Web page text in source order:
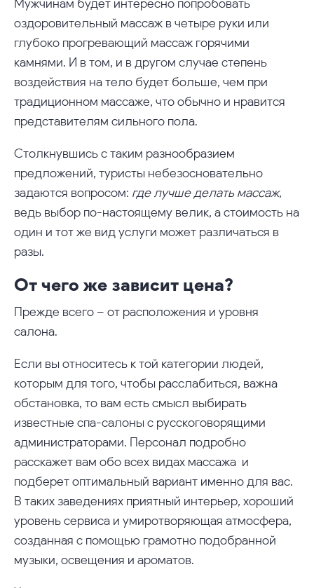
Мужчинам будет интересно попробовать
оздоровительный массаж в четыре руки или
глубоко прогревающий массаж горячими
камнями. И в том, и в другом случае степень
воздействия на тело будет больше, чем при
традиционном массаже, что обычно и нравится
представителям сильного пола.
Столкнувшись с таким разнообразием
предложений, туристы небезосновательно
задаются вопросом: где лучше делать массаж,
ведь выбор по-настоящему велик, а стоимость на
один и тот же вид услуги может различаться в
разы.
От чего же зависит цена?
Прежде всего – от расположения и уровня
салона.
Если вы относитесь к той категории людей,
которым для того, чтобы расслабиться, важна
обстановка, то вам есть смысл выбирать
известные спа-салоны с русскоговорящими
администраторами. Персонал подробно
расскажет вам обо всех видах массажа и
подберет оптимальный вариант именно для вас.
В таких заведениях приятный интерьер, хороший
уровень сервиса и умиротворяющая атмосфера,
созданная с помощью грамотно подобранной
музыки, освещения и ароматов.